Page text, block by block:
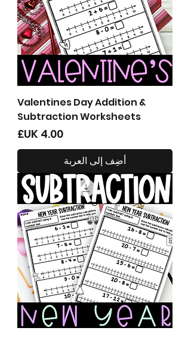
Valentines Day Addition &
Subtraction Worksheets
السعر
أضِف إلى العربة